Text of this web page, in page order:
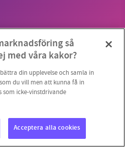
oss.
att swisha en slant till
vi vill göra
så
med våra kakor?
din upplevelse och samla in
du vill men att kunna få in
som icke-vinstdrivande
Acceptera alla cookies